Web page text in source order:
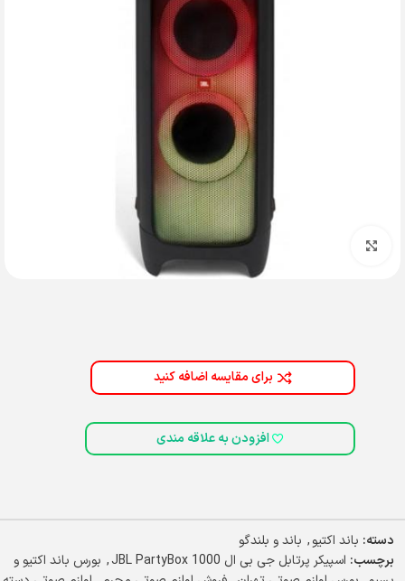
برای مقایسه اضافه کنید
افزودن به علاقه مندی
دسته: باند اکتیو, باند و بلندگو
برچسب: اسپیکر پرتابل جی بی ال JBL PartyBox 1000 , بورس باند اکتیو و